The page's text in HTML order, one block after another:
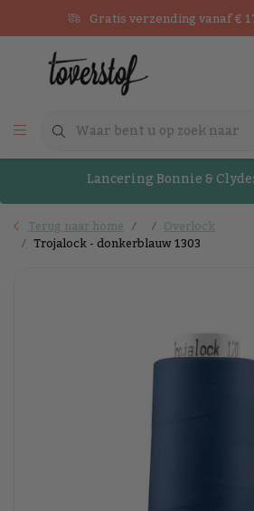
Gratis verzending vanaf €
Lancering Bonnie &
Terug naar home Overlock
Trojalock - donkerblauw 1303